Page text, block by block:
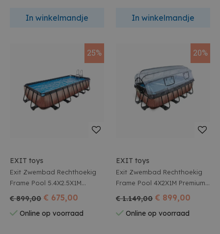
In winkelmandje In winkelmandje
25%
EXIT toys
Exit Zwembad Rechthoekig
Frame Pool 5.4X2.5X1M
Premium Timber Style
€ 899,00 € 675,00
Online op voorraad
20%
EXIT toys
Exit Zwembad Rechthoekig
Frame Pool 4X2X1M Premium
Timber Style + Overkapping
€ 1.149,00 € 899,00
Online op voorraad